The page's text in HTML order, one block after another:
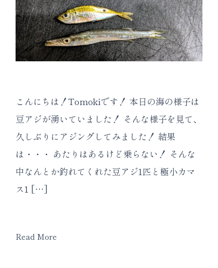
こんにちは！Tomokiです！ 本日の海の様子は
豆アジが湧いていました！ そんな様子を見て、
久しぶりにアジングしてみました！ 結果
は・・・ あたりはあるけど乗らない！ そんな
中なんとか釣れてくれた豆アジ1匹と極小カマ
ス1 […]
Read More